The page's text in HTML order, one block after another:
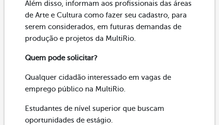
Além disso, informam aos profissionais das áreas
de Arte e Cultura como fazer seu cadastro, para
serem considerados, em futuras demandas de
produção e projetos da MultiRio.
Quem pode solicitar?
Qualquer cidadão interessado em vagas de
emprego público na MultiRio.
Estudantes de nível superior que buscam
oportunidades de estágio.